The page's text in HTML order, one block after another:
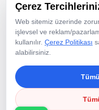
Hakkımızda
Hizmetler
Fotoğraf Aktiviteleri
Ekipman Kiralama
Resimler
Çerez
Web sitemiz üzerinde
işlevsel ve reklam/
kullanılır. Çerez Politikası
alabilirsiniz.